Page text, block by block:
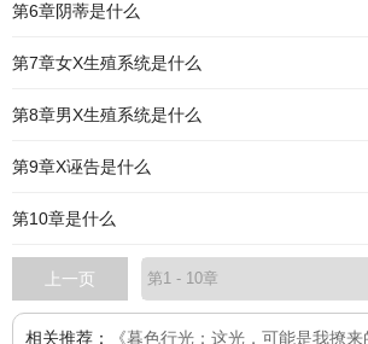
第6章阴蒂是什么
第7章女X生殖系统是什么
第8章男X生殖系统是什么
第9章X诬告是什么
第10章是什么
上一页
相关推荐： 《暮色行光：这光，可能是我撩